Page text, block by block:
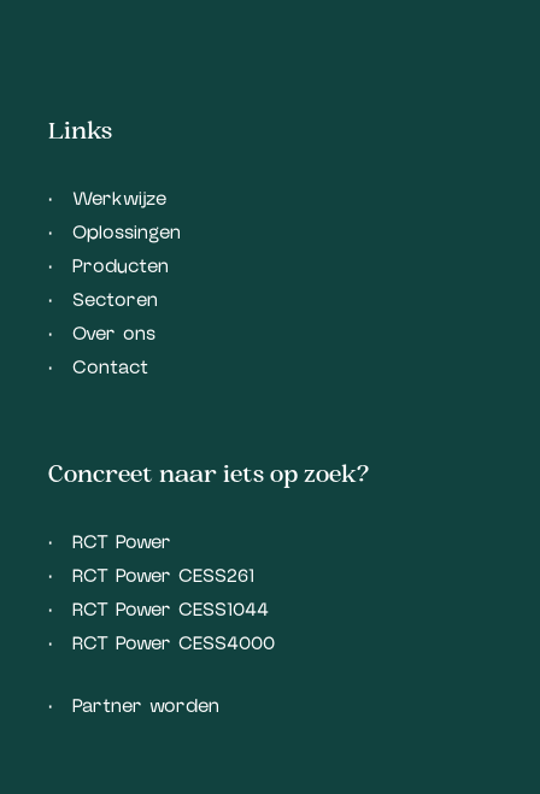
Links
Werkwijze
Oplossingen
Producten
Sectoren
Over ons
Contact
Concreet naar iets op zoek?
RCT Power
RCT Power CESS261
RCT Power CESS1044
RCT Power CESS4000
Partner worden